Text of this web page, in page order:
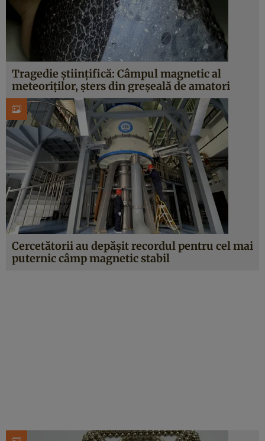
Tragedie științifică: Câmpul magnetic al
meteoriților, șters din greșeală de amatori
Cercetătorii au depășit recordul pentru cel mai
puternic câmp magnetic stabil